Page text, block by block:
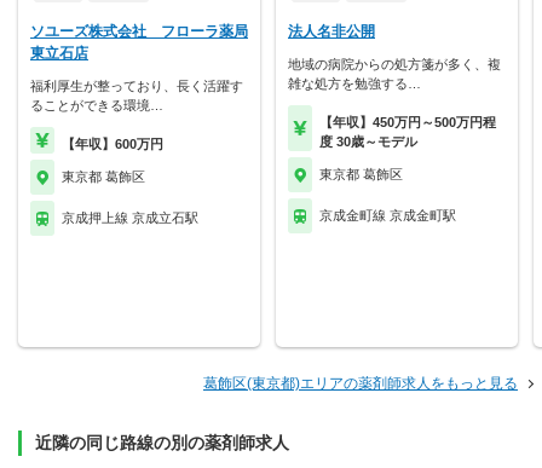
ソユーズ株式会社 フローラ薬局
東立石店
福利厚生が整っており、長く活躍す
ることができる環境…
【年収】600万円
東京都 葛飾区
京成押上線 京成立石駅
法人名非公開
地域の病院からの処方箋が多く、複
雑な処方を勉強する…
【年収】450万円～500万円程
度 30歳～モデル
東京都 葛飾区
京成金町線 京成金町駅
葛飾区(東京都)エリアの薬剤師求人をもっと見る
近隣の同じ路線の別の薬剤師求人